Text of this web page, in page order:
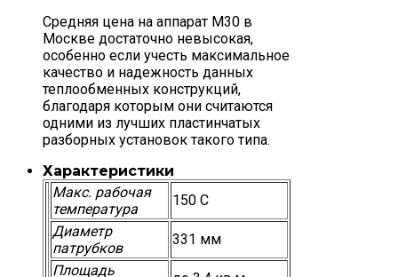
Средняя цена на аппарат М30 в
Москве достаточно невысокая,
особенно если учесть максимальное
качество и надежность данных
теплообменных конструкций,
благодаря которым они считаются
одними из лучших пластинчатых
разборных установок такого типа.
Характеристики
Макс. рабочая
температура
150 С
Диаметр
патрубков
331 мм
Площадь